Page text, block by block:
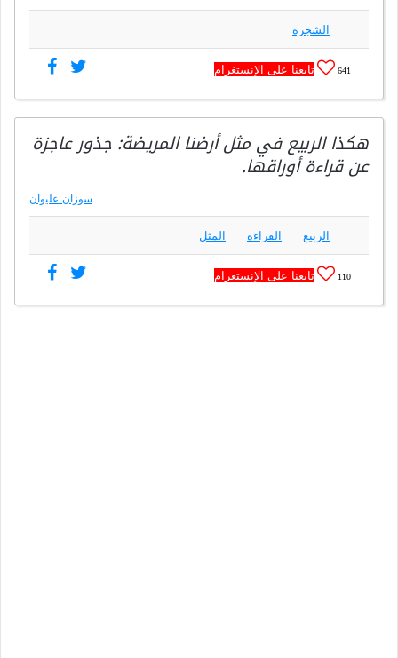
الشجرة
641 تابعنا على الإنستغرام
هكذا الربيع في مثل أرضنا المريضة: جذور عاجزة
عن قراءة أوراقها.
سوزان عليوان
الربيع القراءة المثل
110 تابعنا على الإنستغرام